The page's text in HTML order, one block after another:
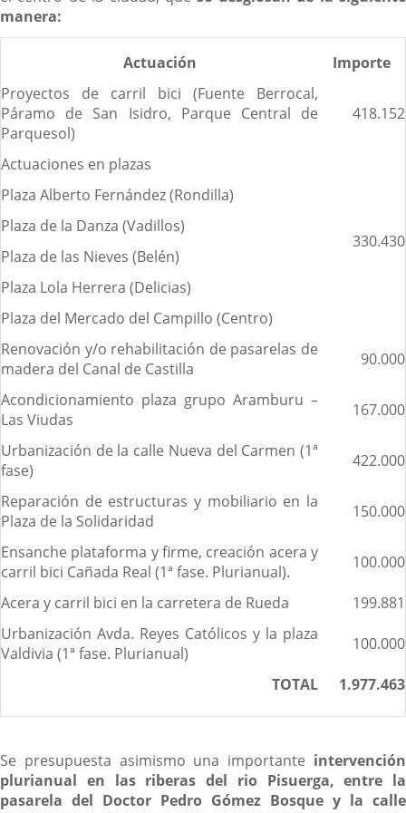
manera:
Actuación
Importe
Proyectos de carril bici (Fuente Berrocal,
Páramo de San Isidro, Parque Central de
Parquesol)
418.152
Actuaciones en plazas
Plaza Alberto Fernández (Rondilla)
Plaza de la Danza (Vadillos)
Plaza de las Nieves (Belén)
Plaza Lola Herrera (Delicias)
Plaza del Mercado del Campillo (Centro)
330.430
Renovación y/o rehabilitación de pasarelas de
madera del Canal de Castilla
90.000
Acondicionamiento plaza grupo Aramburu –
Las Viudas
167.000
Urbanización de la calle Nueva del Carmen (1ª
fase)
422.000
Reparación de estructuras y mobiliario en la
Plaza de la Solidaridad
150.000
Ensanche plataforma y firme, creación acera y
carril bici Cañada Real (1ª fase. Plurianual).
100.000
Acera y carril bici en la carretera de Rueda
199.881
Urbanización Avda. Reyes Católicos y la plaza
Valdivia (1ª fase. Plurianual)
100.000
TOTAL 1.977.463
Se presupuesta asimismo una importante intervención
plurianual en las riberas del rio Pisuerga, entre la
pasarela del Doctor Pedro Gómez Bosque y la calle